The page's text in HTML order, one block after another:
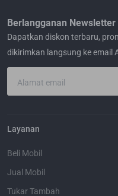
Berlangganan Newsletter
Dapatkan diskon terbaru,
dikirimkan langsung ke email
Alamat email
Layanan
Beli Mobil
Jual Mobil
Tukar Tambah